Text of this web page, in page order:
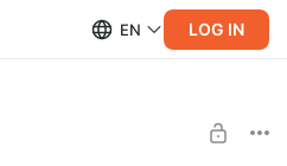
EN LOG IN